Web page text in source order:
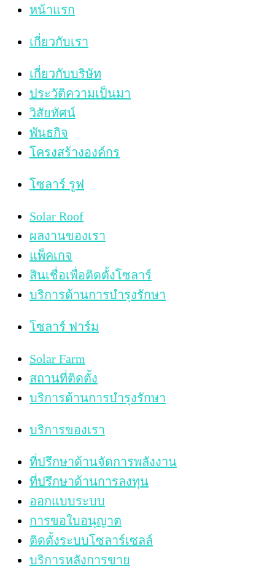
หน้าแรก
เกี่ยวกับเรา
เกี่ยวกับบริษัท
ประวัติความเป็นมา
วิสัยทัศน์
พันธกิจ
โครงสร้างองค์กร
โซลาร์ รูฟ
Solar Roof
ผลงานของเรา
แพ็คเกจ
สินเชื่อเพื่อติดตั้งโซลาร์
บริการด้านการบำรุงรักษา
โซลาร์ ฟาร์ม
Solar Farm
สถานที่ติดตั้ง
บริการด้านการบำรุงรักษา
บริการของเรา
ที่ปรึกษาด้านจัดการพลังงาน
ที่ปรึกษาด้านการลงทุน
ออกแบบระบบ
การขอใบอนุญาต
ติดตั้งระบบโซลาร์เซลล์
บริการหลังการขาย